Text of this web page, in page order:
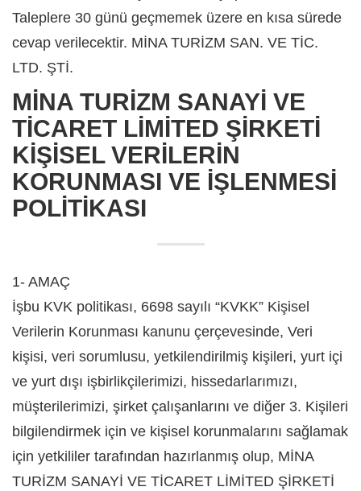
Taleplere 30 günü geçmemek üzere en kısa sürede
cevap verilecektir. MİNA TURİZM SAN. VE TİC.
LTD. ŞTİ.
MİNA TURİZM SANAYİ VE
TİCARET LİMİTED ŞİRKETİ
KİŞİSEL VERİLERİN
KORUNMASI VE İŞLENMESİ
POLİTİKASI
1- AMAÇ
İşbu KVK politikası, 6698 sayılı “KVKK” Kişisel
Verilerin Korunması kanunu çerçevesinde, Veri
kişisi, veri sorumlusu, yetkilendirilmiş kişileri, yurt içi
ve yurt dışı işbirlikçilerimizi, hissedarlarımızı,
müşterilerimizi, şirket çalışanlarını ve diğer 3. Kişileri
bilgilendirmek için ve kişisel korunmalarını sağlamak
için yetkililer tarafından hazırlanmış olup, MİNA
TURİZM SANAYİ VE TİCARET LİMİTED ŞİRKETİ